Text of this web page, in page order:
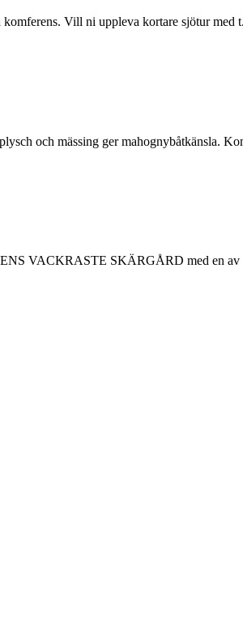
Vill ni uppleva kortare sjötur med
och mässing ger mahognybåtkänsla.
VACKRASTE SKÄRGÅRD med en av